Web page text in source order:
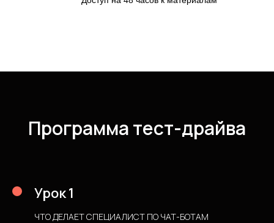
Программа тест-драйва
Урок 1
ЧТО ДЕЛАЕТ СПЕЦИАЛИСТ ПО ЧАТ-БОТАМ